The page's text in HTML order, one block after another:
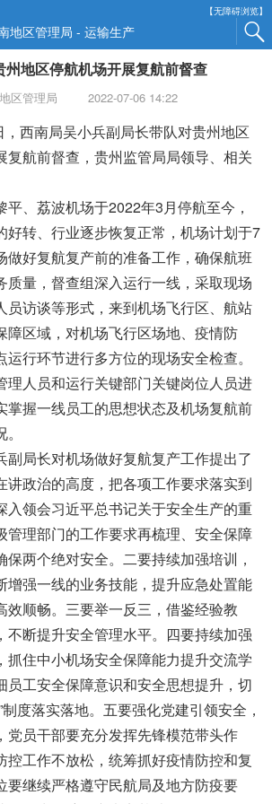
【无障碍浏览】
地区管理局 - 运输生产
州地区停航机场开展复航前督查
区管理局 2022-07-06 14:22
，西南局吴小兵副局长带队对贵州地区
复航前督查，贵州监管局局领导、相关
平、荔波机场于2022年3月停航至今，
好转、行业逐步恢复正常，机场计划于7
做好复航复产前的准备工作，确保航班
质量，督查组深入运行一线，采取现场
员访谈等形式，来到机场飞行区、航站
障区域，对机场飞行区场地、疫情防
行环节进行多方位的现场安全检查。
理人员和运行关键部门关键岗位人员进
掌握一线员工的思想状态及机场复航前
副局长对机场做好复航复产工作提出了
讲政治的高度，把各项工作要求落实到
入领会习近平总书记关于安全生产的重
管理部门的工作要求再梳理、安全保障
保两个绝对安全。二要持续加强培训，
增强一线的业务技能，提升应急处置能
效顺畅。三要举一反三，借鉴经验教
不断提升安全管理水平。四要持续加强
抓住中小机场安全保障能力提升交流学
员工安全保障意识和安全思想提升，切
度落实落地。五要强化党建引领安全，
党员干部要充分发挥先锋模范带头作
控工作不放松，统筹抓好疫情防控和复
要继续严格遵守民航局及地方防疫要